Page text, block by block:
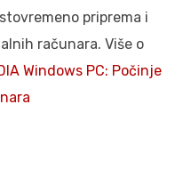
priprema i
računara. Više o
Windows PC: Počinje